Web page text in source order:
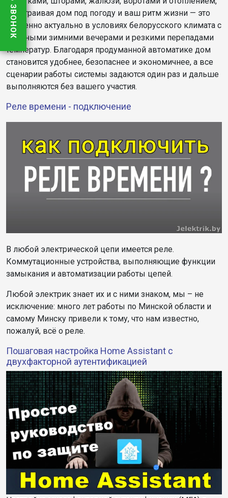
подстраивая дом под погоду и ваш ритм жизни — это
особенно актуально в условиях белорусского климата с
длинными зимними вечерами и резкими перепадами
температур. Благодаря продуманной автоматике дом
становится удобнее, безопаснее и экономичнее, а все
сценарии работы системы задаются один раз и дальше
выполняются без вашего участия.
Реле времени - подключение
В любой электрической цепи имеется реле.
Коммутационные устройства, выполняющие функции
замыкания и автоматизации работы цепей.
Любой электрик знает их и с ними знаком, мы – не
исключение: много лет работы по Минской области и
самому Минску привели к тому, что нам известно,
пожалуй, всё о реле.
Пошаговая настройка Home Assistant с
двухфакторной аутентификацией